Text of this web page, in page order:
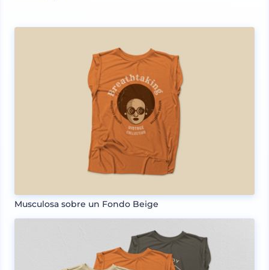
Musculosa sobre un Fondo Beige